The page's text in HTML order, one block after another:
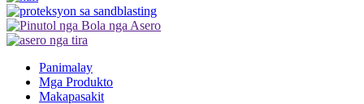
Panimalay
Mga Produkto
Makapasakit